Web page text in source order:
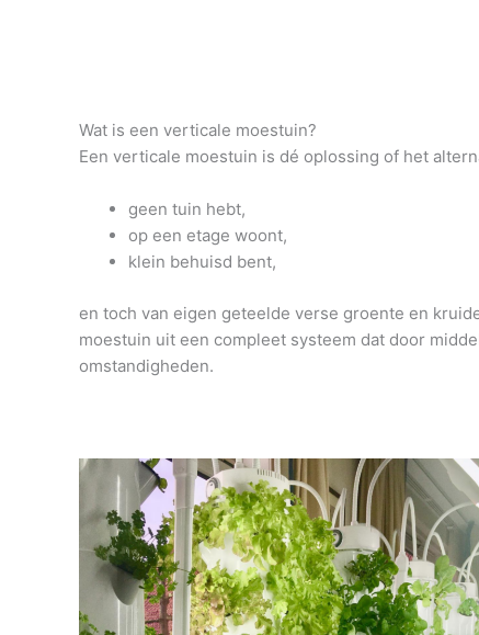
Wat is een verticale moestuin?
Een verticale moestuin is dé oplossing of het
geen tuin hebt,
op een etage woont,
klein behuisd bent,
en toch van eigen geteelde verse groente en
moestuin uit een compleet systeem dat door
omstandigheden.